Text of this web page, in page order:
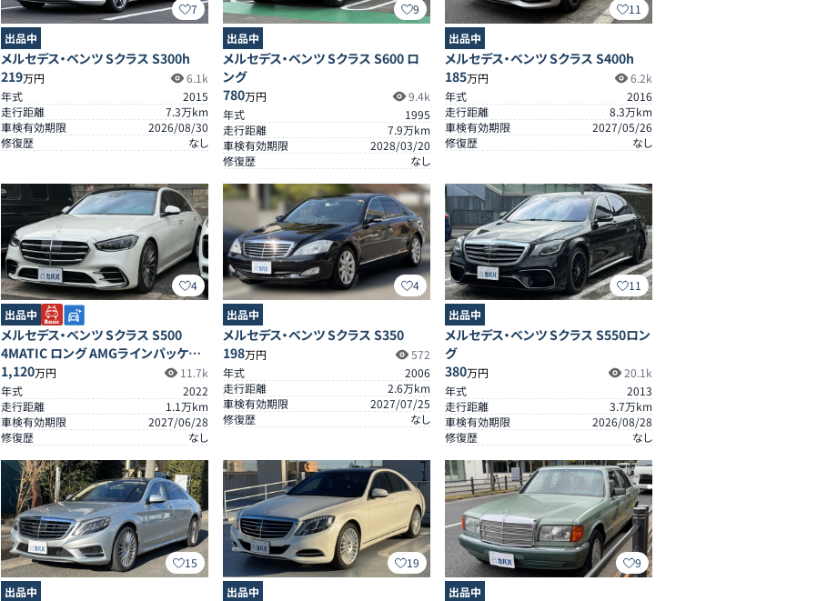
7
出品中
メルセデス・ベンツ Sクラス S300h
219万円
6.1k
年式
2015
走行距離
7.3万km
車検有効期限
2026/08/30
修復歴
なし
9
出品中
メルセデス・ベンツ Sクラス S600 ロ
ング
780万円
9.4k
年式
1995
走行距離
7.9万km
車検有効期限
2028/03/20
修復歴
なし
11
出品中
メルセデス・ベンツ Sクラス S400h
185万円
6.2k
年式
2016
走行距離
8.3万km
車検有効期限
2027/05/26
修復歴
なし
4
出品中
メルセデス・ベンツ Sクラス S500
4MATIC ロング AMGラインパッケー
ジ
1,120万円
11.7k
年式
2022
走行距離
1.1万km
車検有効期限
2027/06/28
修復歴
なし
4
出品中
メルセデス・ベンツ Sクラス S350
198万円
572
年式
2006
走行距離
2.6万km
車検有効期限
2027/07/25
修復歴
なし
11
出品中
メルセデス・ベンツ Sクラス S550ロン
グ
380万円
20.1k
年式
2013
走行距離
3.7万km
車検有効期限
2026/08/28
修復歴
なし
15
出品中
19
出品中
9
出品中